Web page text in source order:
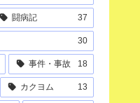
闘病記 37
30
事件・事故 18
カクヨム 13